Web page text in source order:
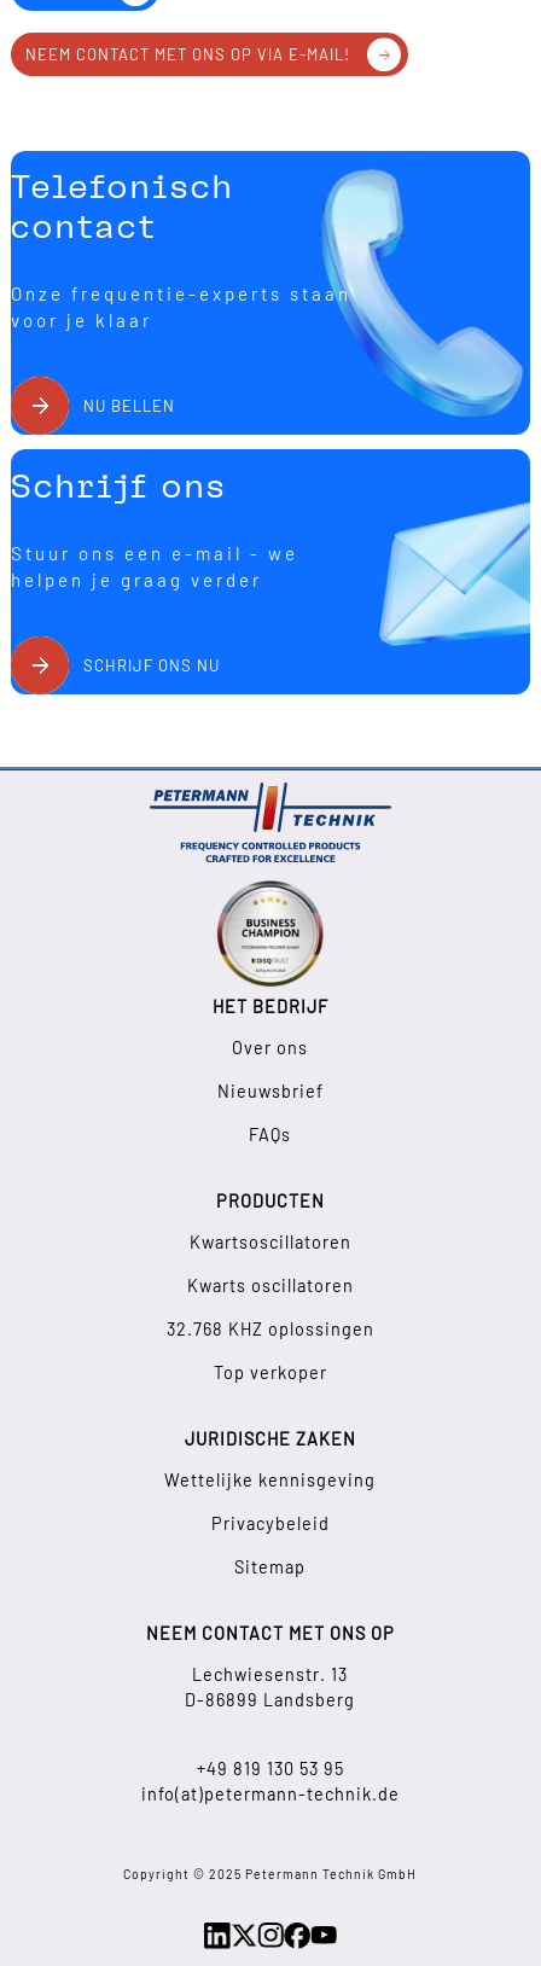
NEEM CONTACT MET ONS OP VIA E-MAIL!
Telefonisch
contact
Onze frequentie-experts staan
voor je klaar
NU BELLEN
Schrijf ons
Stuur ons een e-mail - we
helpen je graag verder
SCHRIJF ONS NU
HET BEDRIJF
Over ons
Nieuwsbrief
FAQs
PRODUCTEN
Kwartsoscillatoren
Kwarts oscillatoren
32.768 KHZ oplossingen
Top verkoper
JURIDISCHE ZAKEN
Wettelijke kennisgeving
Privacybeleid
Sitemap
NEEM CONTACT MET ONS OP
Lechwiesenstr. 13
D-86899 Landsberg
+49 819 130 53 95
info(at)petermann-technik.de
Copyright © 2025 Petermann Technik GmbH